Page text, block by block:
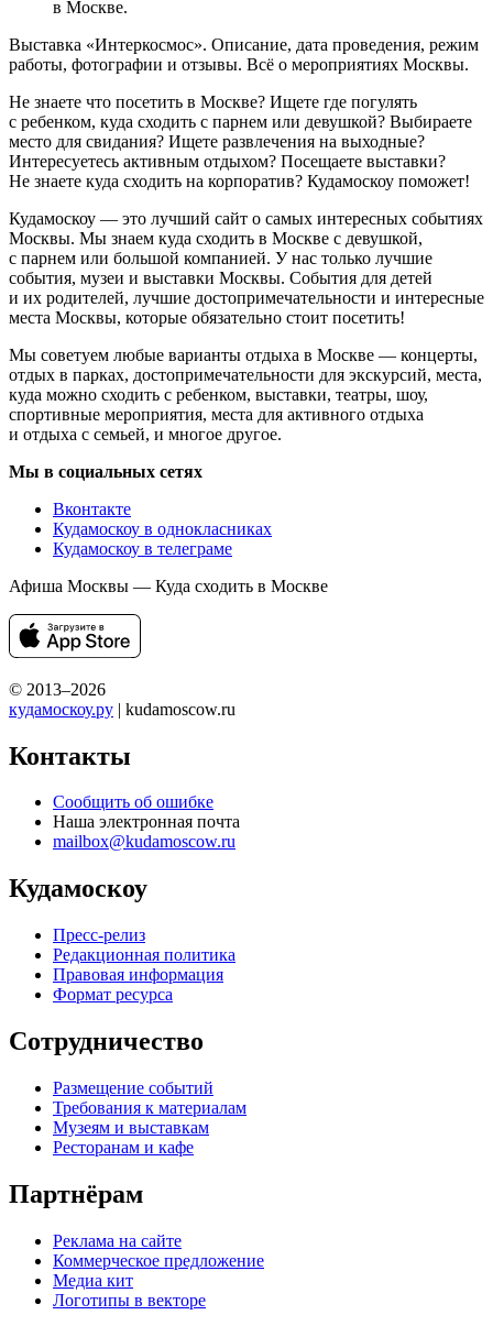
в Москве.
Выставка «Интеркосмос». Описание, дата проведения, режим
работы, фотографии и отзывы. Всё о мероприятиях Москвы.
Не знаете что посетить в Москве? Ищете где погулять
с ребенком, куда сходить с парнем или девушкой? Выбираете
место для свидания? Ищете развлечения на выходные?
Интересуетесь активным отдыхом? Посещаете выставки?
Не знаете куда сходить на корпоратив? Кудамоскоу поможет!
Кудамоскоу — это лучший сайт о самых интересных событиях
Москвы. Мы знаем куда сходить в Москве с девушкой,
с парнем или большой компанией. У нас только лучшие
события, музеи и выставки Москвы. События для детей
и их родителей, лучшие достопримечательности и интересные
места Москвы, которые обязательно стоит посетить!
Мы советуем любые варианты отдыха в Москве — концерты,
отдых в парках, достопримечательности для экскурсий, места,
куда можно сходить с ребенком, выставки, театры, шоу,
спортивные мероприятия, места для активного отдыха
и отдыха с семьей, и многое другое.
Мы в социальных сетях
Вконтакте
Кудамоскоу в однокласниках
Кудамоскоу в телеграме
Афиша Москвы — Куда сходить в Москве
© 2013–2026
кудамоскоу.ру | kudamoscow.ru
Контакты
Сообщить об ошибке
Наша электронная почта
mailbox@kudamoscow.ru
Кудамоскоу
Пресс-релиз
Редакционная политика
Правовая информация
Формат ресурса
Сотрудничество
Размещение событий
Требования к материалам
Музеям и выставкам
Ресторанам и кафе
Партнёрам
Реклама на сайте
Коммерческое предложение
Медиа кит
Логотипы в векторе